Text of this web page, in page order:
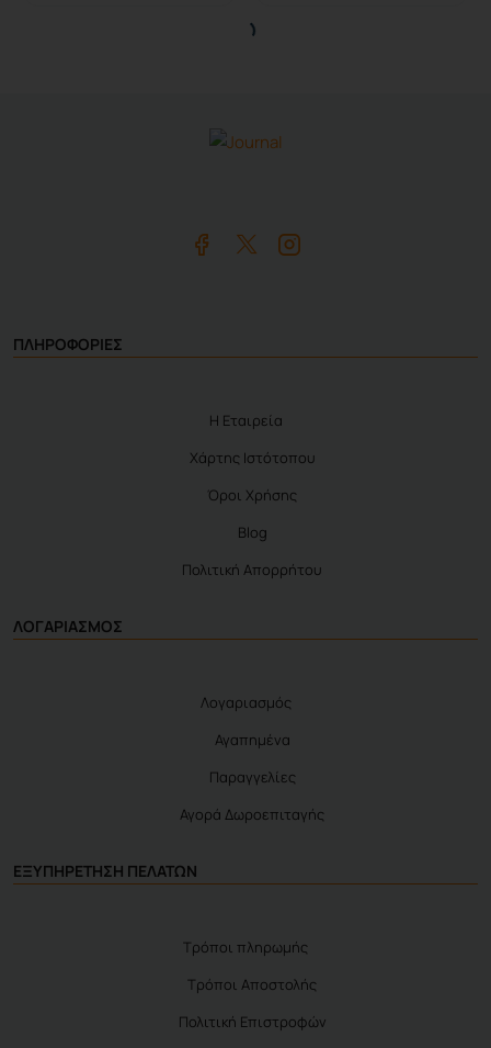
ΠΛΗΡΟΦΟΡΙΕΣ
Η Εταιρεία
Χάρτης Ιστότοπου
Όροι Χρήσης
Blog
Πολιτική Απορρήτου
ΛΟΓΑΡΙΑΣΜΟΣ
Λογαριασμός
Αγαπημένα
Παραγγελίες
Αγορά Δωροεπιταγής
ΕΞΥΠΗΡΕΤΗΣΗ ΠΕΛΑΤΩΝ
Τρόποι πληρωμής
Τρόποι Αποστολής
Πολιτική Επιστροφών